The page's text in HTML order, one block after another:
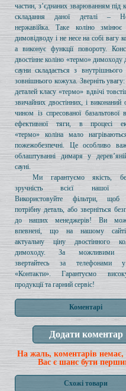
частин, з’єднаних зварюванням під
складання даної деталі –
нержавійка. Таке коліно змінює
димовідводу і не несе на собі вагу
а виконує функції повороту.
двостінне коліно «термо» димоходу
сауни складається з
зовнішнього кожуха. Зверніть
деталей класу «термо» вдвічі
звичайних двостінних, і виконаний
чином із спресованої базальтової
ефективної тяги, в процесі
«термо» коліна мало
пожежобезпечні. Це особливо
облаштуванні димаря у
сауні.
Ми гарантуємо якість,
зручність всієї нашої
Використовуйте фільтри, щоб
потрібну деталь, або зверніться
до наших менеджерів! Ви
впевнені, що на нашому
актуальну ціну двостінного
димоходу. За можливими
звертайтесь за телефонами
«Контакти». Гарантуємо
продукції та гарний сервіс!
Коментарі
На жаль, коментарів немає,
Вас є шанс бути
Схожі товари